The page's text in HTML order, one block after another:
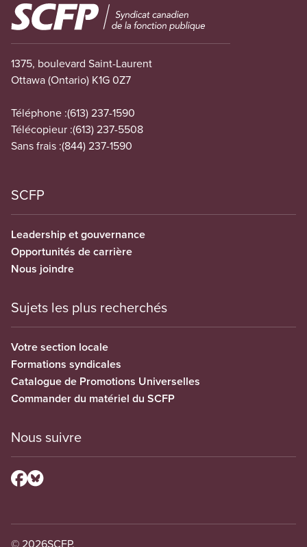
Image
1375, boulevard Saint-Laurent
Ottawa (Ontario) K1G 0Z7
Téléphone :(613) 237-1590
Télécopieur :(613) 237-5508
Sans frais :(844) 237-1590
SCFP
Leadership et gouvernance
Opportunités de carrière
Nous joindre
Sujets les plus recherchés
Votre section locale
Formations syndicales
Catalogue de Promotions Universelles
Commander du matériel du SCFP
Nous suivre
© 2026SCFP.